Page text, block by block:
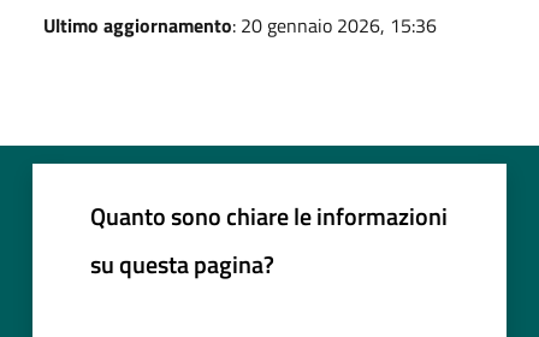
Ultimo aggiornamento: 20 gennaio 2026, 15:36
Quanto sono chiare le informazioni
su questa pagina?